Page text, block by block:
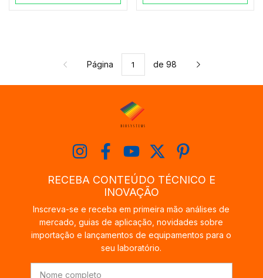
Página de 98
RECEBA CONTEÚDO TÉCNICO E
INOVAÇÃO
Inscreva-se e receba em primeira mão análises de
mercado, guias de aplicação, novidades sobre
importação e lançamentos de equipamentos para o
seu laboratório.